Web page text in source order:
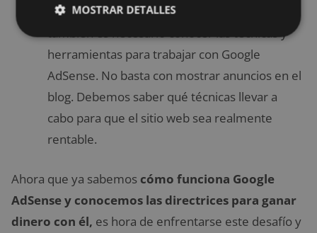
en las herramientas de búsqueda. Además,
también es necesario conocer las técnicas y
herramientas para trabajar con Google
AdSense. No basta con mostrar anuncios en el
blog. Debemos saber qué técnicas llevar a
cabo para que el sitio web sea realmente
rentable.
Ahora que ya sabemos cómo funciona Google
AdSense y conocemos las directrices para ganar
dinero con él, es hora de enfrentarse este desafío y
MOSTRAR DETALLES